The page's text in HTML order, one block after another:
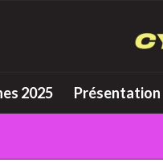
2025 Présentation